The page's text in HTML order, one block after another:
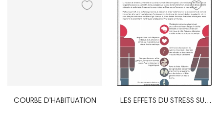
COURBE D'HABITUATION
LES EFFETS DU STRESS SUR